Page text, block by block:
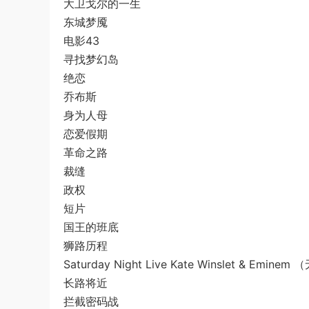
大卫戈尔的一生
东城梦魇
电影43
寻找梦幻岛
绝恋
乔布斯
身为人母
恋爱假期
革命之路
裁缝
政权
短片
国王的班底
狮路历程
Saturday Night Live Kate Winslet & Eminem （
长路将近
拦截密码战